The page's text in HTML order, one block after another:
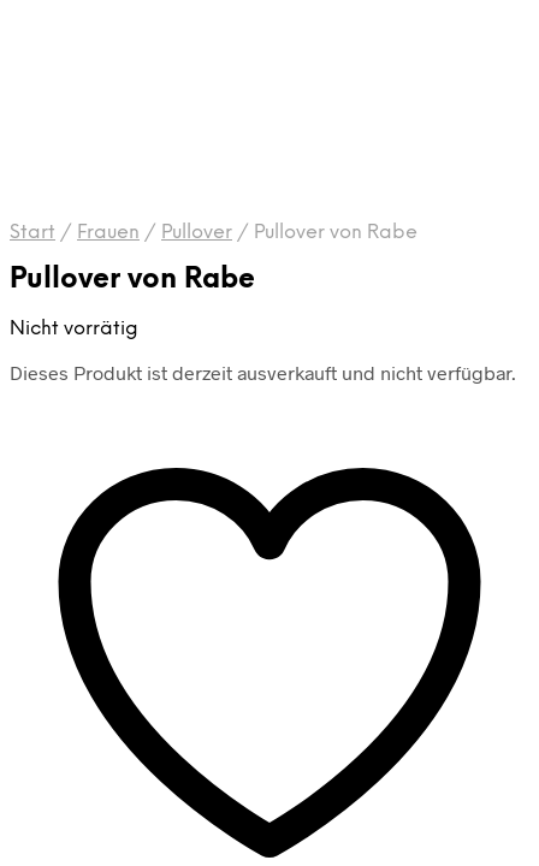
Start / Frauen / Pullover / Pullover von Rabe
Pullover von Rabe
Nicht vorrätig
Dieses Produkt ist derzeit ausverkauft und nicht verfügbar.